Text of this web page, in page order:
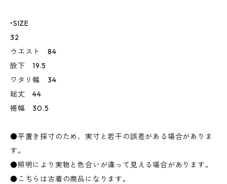
•SIZE
32
ウエスト 84
股下 19.5
ワタリ幅 34
総丈 44
裾幅 30.5
●平置き採寸のため、実寸と若干の誤差がある場合がありま
す。
●照明により実物と色合いが違って見える場合があります。
●こちらは古着の商品になります。